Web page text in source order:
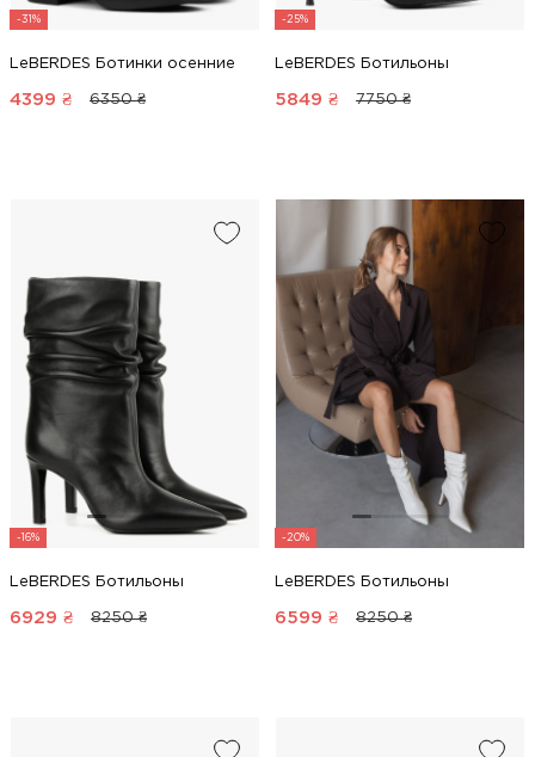
-31%
LeBERDES Ботинки осенние
4399 ₴ 6350 ₴
-25%
LeBERDES Ботильоны
5849 ₴ 7750 ₴
-16%
LeBERDES Ботильоны
6929 ₴ 8250 ₴
-20%
LeBERDES Ботильоны
6599 ₴ 8250 ₴